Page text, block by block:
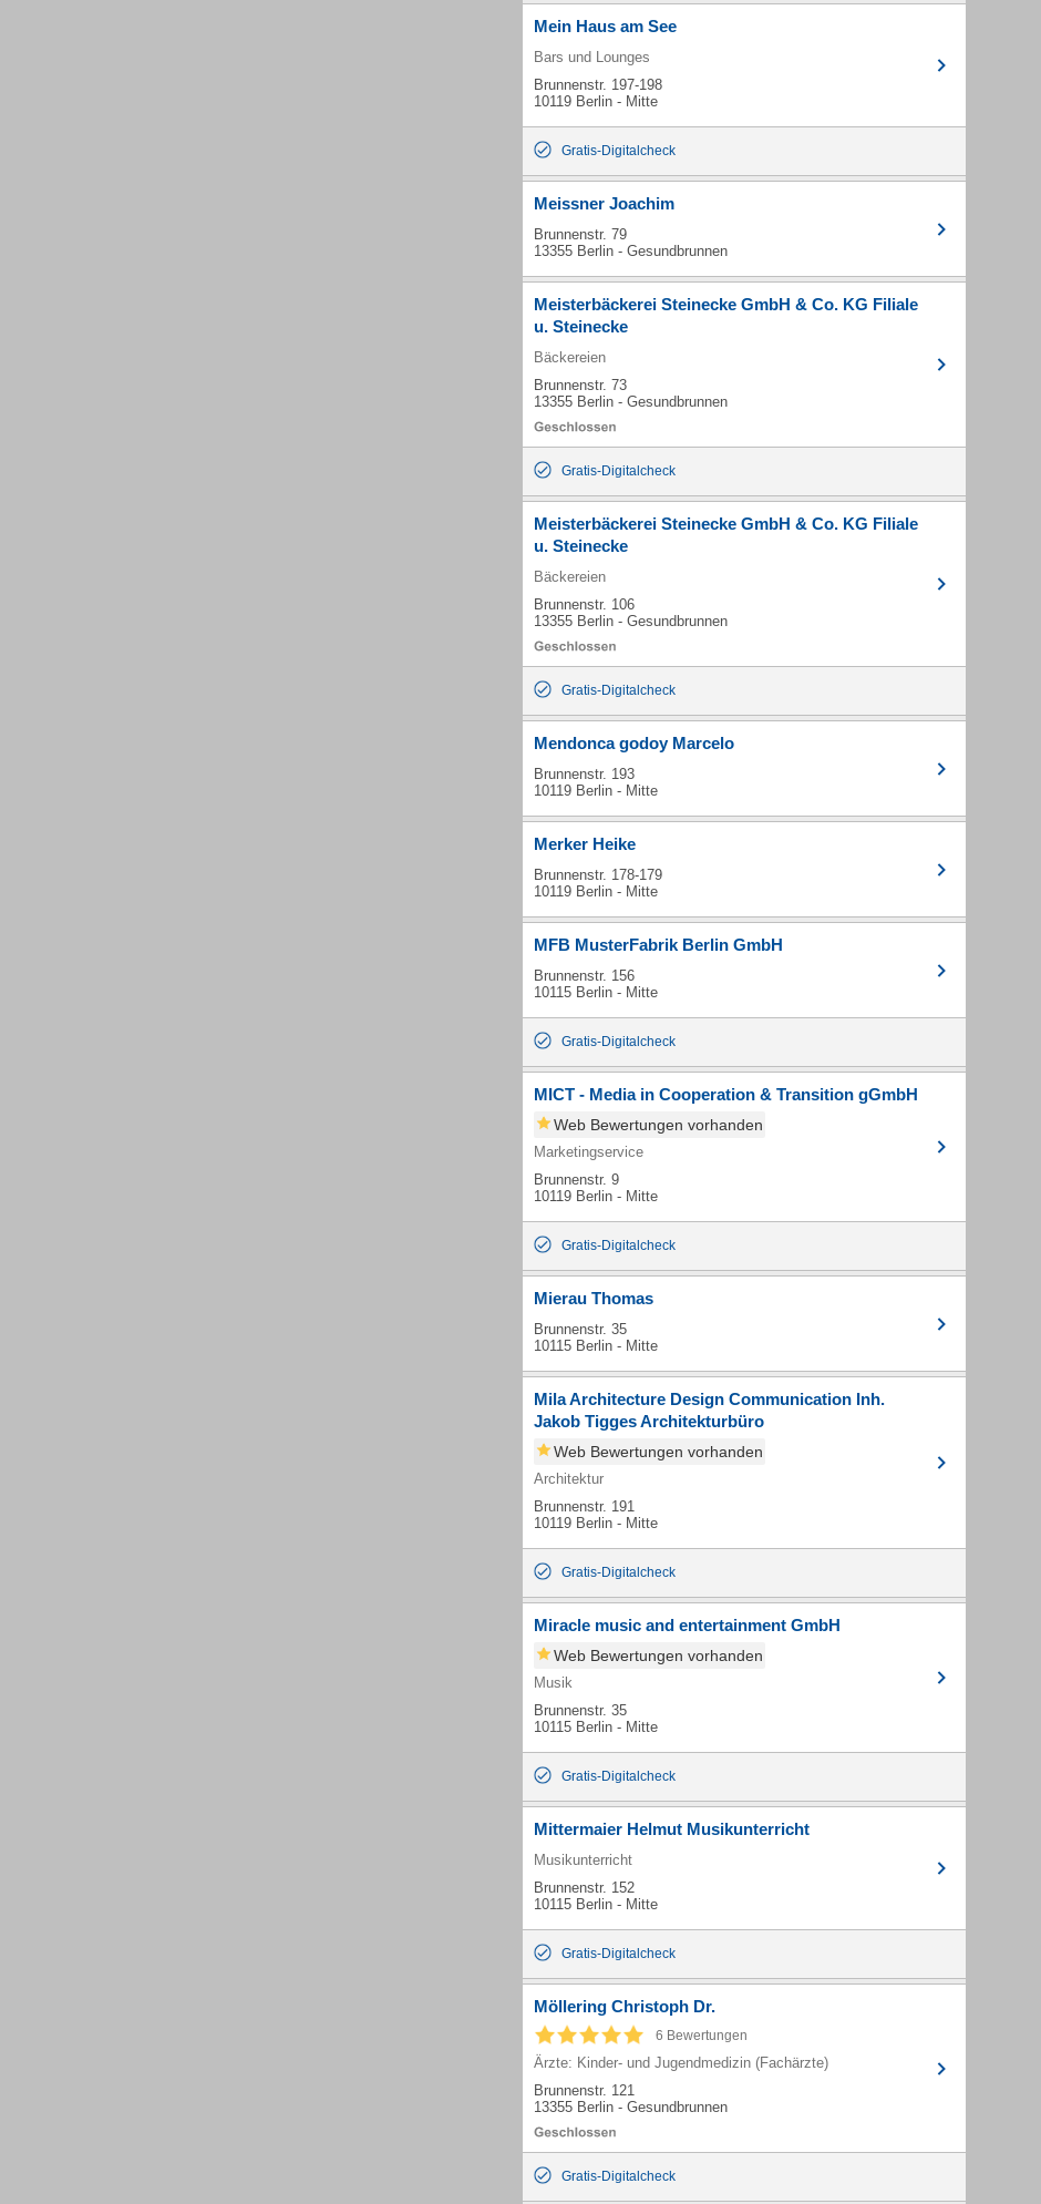
Mein Haus am See
Bars und Lounges
Brunnenstr. 197-198
10119 Berlin - Mitte
Gratis-Digitalcheck
Meissner Joachim
Brunnenstr. 79
13355 Berlin - Gesundbrunnen
Meisterbäckerei Steinecke GmbH & Co. KG Filiale
u. Steinecke
Bäckereien
Brunnenstr. 73
13355 Berlin - Gesundbrunnen
Gratis-Digitalcheck
Meisterbäckerei Steinecke GmbH & Co. KG Filiale
u. Steinecke
Bäckereien
Brunnenstr. 106
13355 Berlin - Gesundbrunnen
Gratis-Digitalcheck
Mendonca godoy Marcelo
Brunnenstr. 193
10119 Berlin - Mitte
Merker Heike
Brunnenstr. 178-179
10119 Berlin - Mitte
MFB MusterFabrik Berlin GmbH
Brunnenstr. 156
10115 Berlin - Mitte
Gratis-Digitalcheck
MICT - Media in Cooperation & Transition gGmbH
Web Bewertungen vorhanden
Marketingservice
Brunnenstr. 9
10119 Berlin - Mitte
Gratis-Digitalcheck
Mierau Thomas
Brunnenstr. 35
10115 Berlin - Mitte
Mila Architecture Design Communication Inh.
Jakob Tigges Architekturbüro
Web Bewertungen vorhanden
Architektur
Brunnenstr. 191
10119 Berlin - Mitte
Gratis-Digitalcheck
Miracle music and entertainment GmbH
Web Bewertungen vorhanden
Musik
Brunnenstr. 35
10115 Berlin - Mitte
Gratis-Digitalcheck
Mittermaier Helmut Musikunterricht
Musikunterricht
Brunnenstr. 152
10115 Berlin - Mitte
Gratis-Digitalcheck
Möllering Christoph Dr.
6 Bewertungen
Ärzte: Kinder- und Jugendmedizin (Fachärzte)
Brunnenstr. 121
13355 Berlin - Gesundbrunnen
Gratis-Digitalcheck